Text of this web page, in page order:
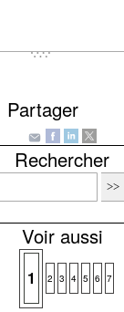
Partager
Rechercher
Voir aussi
1 2 3 4 5 6 7